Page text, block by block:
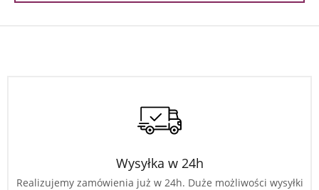
Wysyłka w 24h
Realizujemy zamówienia już w 24h. Duże możliwości wysyłki